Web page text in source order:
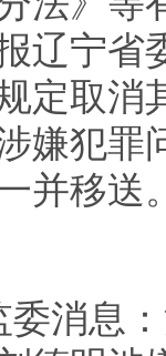
辽宁省
定取消
嫌犯罪
并移送
委消息